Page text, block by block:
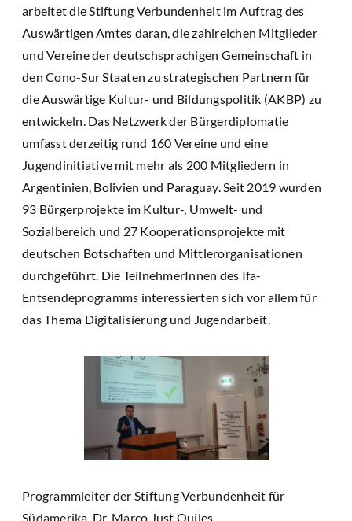
arbeitet die Stiftung Verbundenheit im Auftrag des
Auswärtigen Amtes daran, die zahlreichen Mitglieder
und Vereine der deutschsprachigen Gemeinschaft in
den Cono-Sur Staaten zu strategischen Partnern für
die Auswärtige Kultur- und Bildungspolitik (AKBP) zu
entwickeln. Das Netzwerk der Bürgerdiplomatie
umfasst derzeitig rund 160 Vereine und eine
Jugendinitiative mit mehr als 200 Mitgliedern in
Argentinien, Bolivien und Paraguay. Seit 2019 wurden
93 Bürgerprojekte im Kultur-, Umwelt- und
Sozialbereich und 27 Kooperationsprojekte mit
deutschen Botschaften und Mittlerorganisationen
durchgeführt. Die TeilnehmerInnen des Ifa-
Entsendeprogramms interessierten sich vor allem für
das Thema Digitalisierung und Jugendarbeit.
Programmleiter der Stiftung Verbundenheit für
Südamerika, Dr. Marco Just Quiles.